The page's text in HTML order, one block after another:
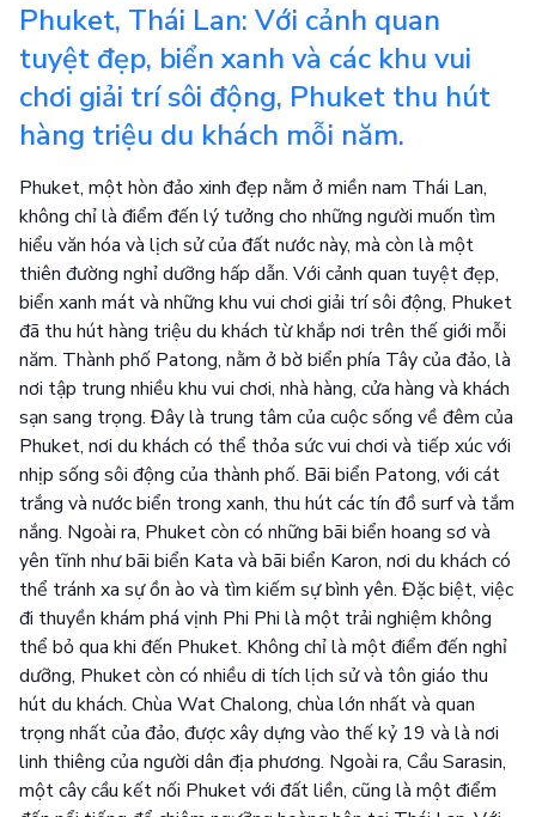
Phuket, Thái Lan: Với cảnh quan
tuyệt đẹp, biển xanh và các khu vui
chơi giải trí sôi động, Phuket thu hút
hàng triệu du khách mỗi năm.
Phuket, một hòn đảo xinh đẹp nằm ở miền nam Thái Lan,
không chỉ là điểm đến lý tưởng cho những người muốn tìm
hiểu văn hóa và lịch sử của đất nước này, mà còn là một
thiên đường nghỉ dưỡng hấp dẫn. Với cảnh quan tuyệt đẹp,
biển xanh mát và những khu vui chơi giải trí sôi động, Phuket
đã thu hút hàng triệu du khách từ khắp nơi trên thế giới mỗi
năm. Thành phố Patong, nằm ở bờ biển phía Tây của đảo, là
nơi tập trung nhiều khu vui chơi, nhà hàng, cửa hàng và khách
sạn sang trọng. Đây là trung tâm của cuộc sống về đêm của
Phuket, nơi du khách có thể thỏa sức vui chơi và tiếp xúc với
nhịp sống sôi động của thành phố. Bãi biển Patong, với cát
trắng và nước biển trong xanh, thu hút các tín đồ surf và tắm
nắng. Ngoài ra, Phuket còn có những bãi biển hoang sơ và
yên tĩnh như bãi biển Kata và bãi biển Karon, nơi du khách có
thể tránh xa sự ồn ào và tìm kiếm sự bình yên. Đặc biệt, việc
đi thuyền khám phá vịnh Phi Phi là một trải nghiệm không
thể bỏ qua khi đến Phuket. Không chỉ là một điểm đến nghỉ
dưỡng, Phuket còn có nhiều di tích lịch sử và tôn giáo thu
hút du khách. Chùa Wat Chalong, chùa lớn nhất và quan
trọng nhất của đảo, được xây dựng vào thế kỷ 19 và là nơi
linh thiêng của người dân địa phương. Ngoài ra, Cầu Sarasin,
một cây cầu kết nối Phuket với đất liền, cũng là một điểm